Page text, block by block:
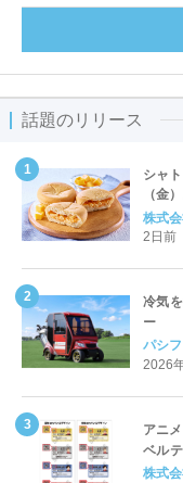
話題のリリース
シャ
（金
株式
2日前
冷気
ー
Cart
パシ
2026
アニ
ベル
対応
株式